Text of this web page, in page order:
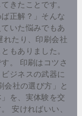
きたことです。
正解？」そんな
いた悩みでもあ
れたり、印刷会社
もありました。
。 印刷はコツさ
ジネスの武器に
会社の選び方」と
を、実体験を交
安ければいい、